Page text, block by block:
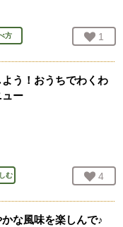
方 お気
1
う！おうちでわくわ
ュー
む お気
4
な風味を楽しんで♪